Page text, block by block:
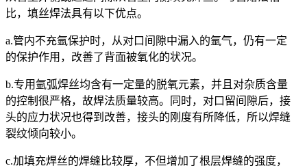
比，填丝焊法具有以下优点。
a.管内不充氩保护时，从对口间隙中漏入的氩气，仍有一定
的保护作用，改善了背面被氧化的状况。
b.专用氩弧焊丝均含有一定量的脱氧元素，并且对杂质含量
的控制很严格，故焊法质量较高。同时，对口留间隙后，接
头的应力状况也得到改善，接头的刚度有所降低，所以焊缝
裂纹倾向较小。
c.加填充焊丝的焊缝比较厚，不但增加了根层焊缝的强度，